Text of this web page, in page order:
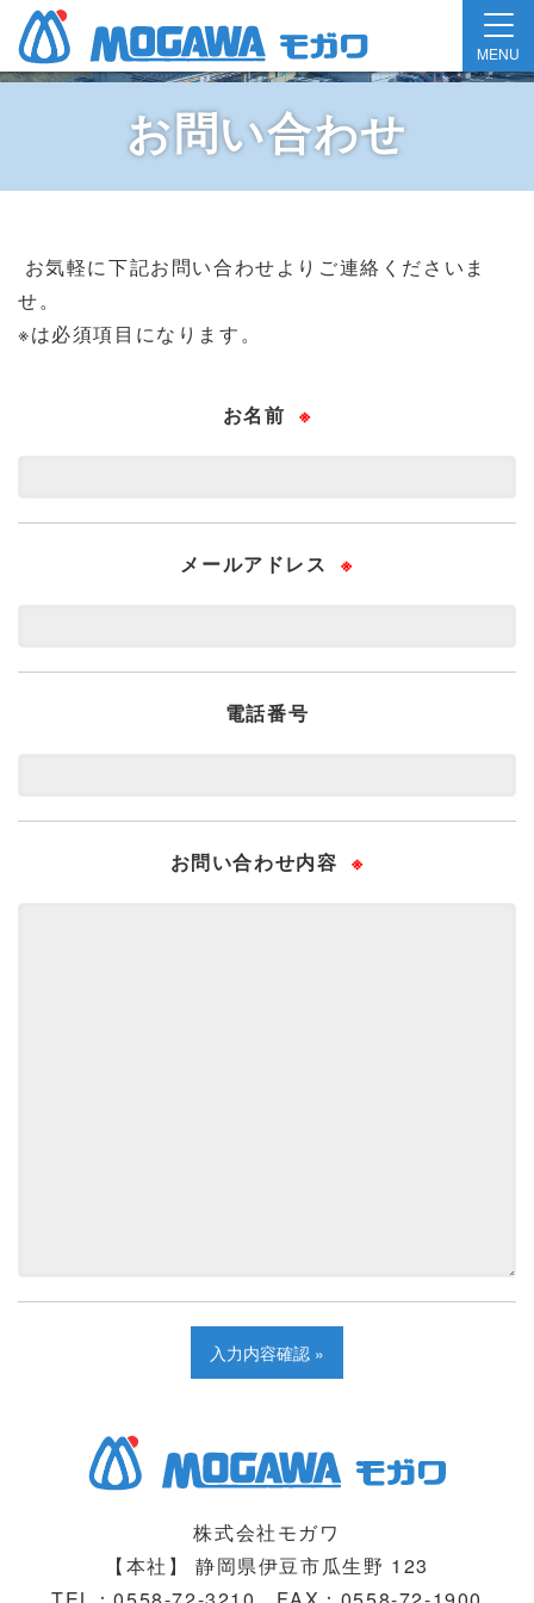
MENU
お問い合わせ
お気軽に下記お問い合わせよりご連絡くださいま
せ。
※は必須項目になります。
お名前 ※
メールアドレス ※
電話番号
お問い合わせ内容 ※
株式会社モガワ
【本社】 静岡県伊豆市瓜生野 123